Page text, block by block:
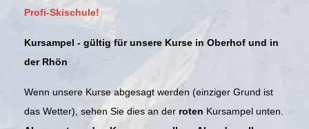
Profi-Skischule!
Kursampel - gültig für unsere Kurse in Oberhof und in
der Rhön
Wenn unsere Kurse abgesagt werden (einziger Grund ist
das Wetter), sehen Sie dies an der roten Kursampel unten.